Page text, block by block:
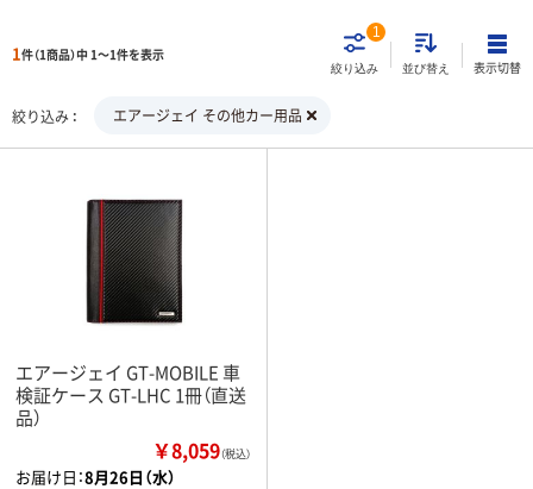
1件（1商品）中 1～1件を表示
絞り込み
1
並び替え 表示切替
絞り込み エアージェイ その他カー用品
エアージェイ GT-MOBILE 車
検証ケース GT-LHC 1冊（直送
品）
￥8,059（税込）
お届け日：8月26日（水）